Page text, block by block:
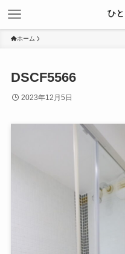
ホーム
DSCF5566
2023年12月5日